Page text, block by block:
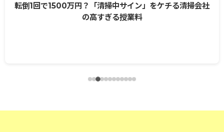
転倒1回で1500万円？「清掃中サイン」をケチる清掃会社
の高すぎる授業料